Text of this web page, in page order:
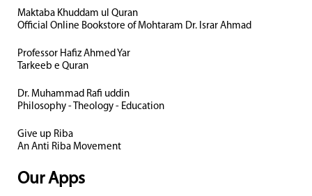
Maktaba Khuddam ul Quran
Official Online Bookstore of Mohtaram Dr. Israr Ahmad
Professor Hafiz Ahmed Yar
Tarkeeb e Quran
Dr. Muhammad Rafi uddin
Philosophy - Theology - Education
Give up Riba
An Anti Riba Movement
Our Apps